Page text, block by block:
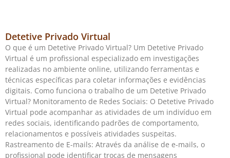
Detetive Privado Virtual
O que é um Detetive Privado Virtual? Um Detetive Privado
Virtual é um profissional especializado em investigações
realizadas no ambiente online, utilizando ferramentas e
técnicas específicas para coletar informações e evidências
digitais. Como funciona o trabalho de um Detetive Privado
Virtual? Monitoramento de Redes Sociais: O Detetive Privado
Virtual pode acompanhar as atividades de um indivíduo em
redes sociais, identificando padrões de comportamento,
relacionamentos e possíveis atividades suspeitas.
Rastreamento de E-mails: Através da análise de e-mails, o
profissional pode identificar trocas de mensagens